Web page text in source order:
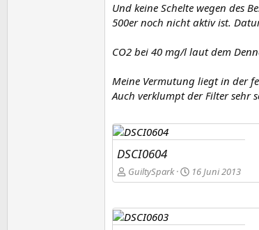
Und keine Schelte wegen des
500er noch nicht aktiv ist.
CO2 bei 40 mg/l laut dem
Meine Vermutung liegt in der
Auch verklumpt der Filter sehr
DSCI0604
GuiltySpark 16 Juni 2013